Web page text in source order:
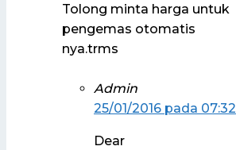
Tolong minta harga untuk
pengemas otomatis
nya.trms
Admin
25/01/2016 pada 07:32
Dear